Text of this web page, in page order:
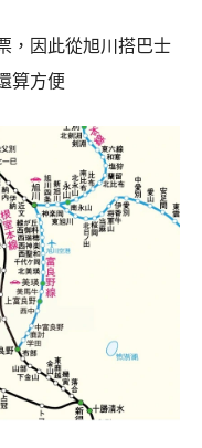
，因此從旭川搭巴士
算方便